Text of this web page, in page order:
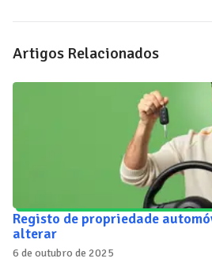
Artigos Relacionados
Registo de propriedade
alterar
6 de outubro de 2025